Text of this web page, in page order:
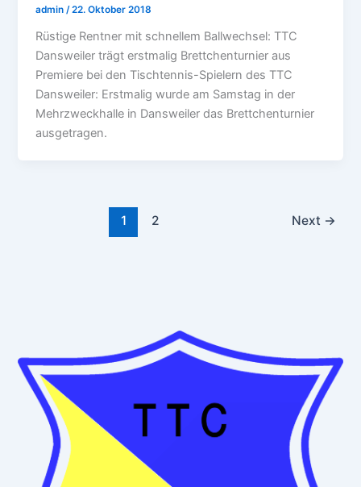
admin/22. Oktober 2018
Rüstige Rentner mit schnellem Ballwechsel: TTC
Dansweiler trägt erstmalig Brettchenturnier aus
Premiere bei den Tischtennis-Spielern des TTC
Dansweiler: Erstmalig wurde am Samstag in der
Mehrzweckhalle in Dansweiler das Brettchenturnier
ausgetragen.
1 2 Next →